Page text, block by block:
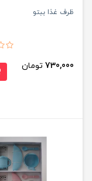
ظرف غذا ببتو
730,000 تومان